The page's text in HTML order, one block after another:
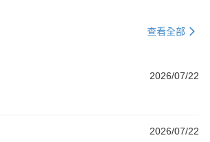
查看全部
2026/07/22
2026/07/22